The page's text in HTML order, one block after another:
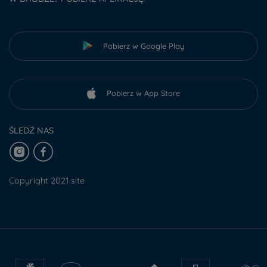
Pobierz w Google Play
Pobierz w App Store
ŚLEDŹ NAS
Copyright 2021 site